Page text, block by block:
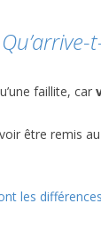
faillite, car
être remis
les